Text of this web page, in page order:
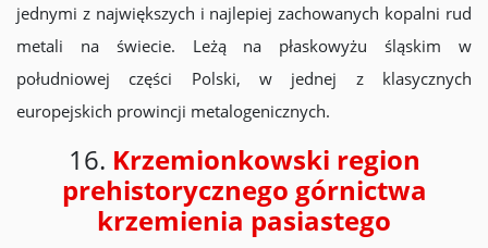
jednymi z największych i najlepiej zachowanych kopalni rud
metali na świecie. Leżą na płaskowyżu śląskim w
południowej części Polski, w jednej z klasycznych
europejskich prowincji metalogenicznych.
16. Krzemionkowski region
prehistorycznego górnictwa
krzemienia pasiastego